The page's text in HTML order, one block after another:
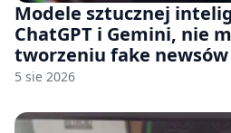
Modele sztucznej
ChatGPT i Gemini, nie
tworzeniu fake
jeśli rozmawiasz z nimi
5 sie 2026